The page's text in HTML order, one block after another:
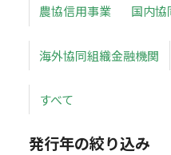
農協信用事業 国内協
海外協同組織金融機関
すべて
発行年の絞り込み